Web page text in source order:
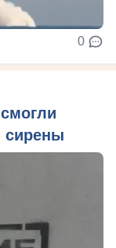
0
сирены